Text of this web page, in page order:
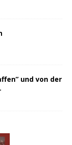
und von der